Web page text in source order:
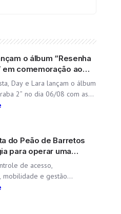
o álbum “Resenha
em comemoração ao
dupla
Day e Lara lançam o álbum
2” no dia 06/08 com as
e “Doeu em Mim” O
do Peão de Barretos
para operar uma
de acesso,
mobilidade e gestão
a transformar o Parque